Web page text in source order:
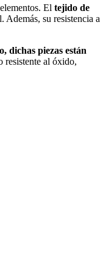
El tejido de
su resistencia a
dichas piezas están
resistente al óxido,